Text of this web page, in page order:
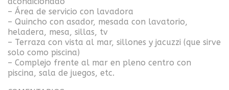
– Área de servicio con lavadora
– Quincho con asador, mesada con lavatorio,
heladera, mesa, sillas, tv
– Terraza con vista al mar, sillones y jacuzzi (que sirve
solo como piscina)
– Complejo frente al mar en pleno centro con
piscina, sala de juegos, etc.